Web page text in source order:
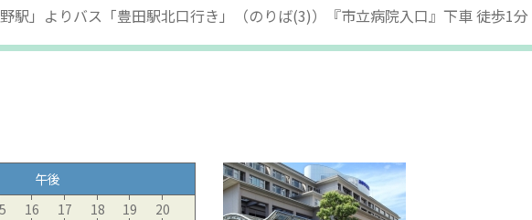
駅」よりバス「豊田駅北口行き」（のりば(3)）『市立病院入口』下車 徒歩1分
午後
16 17 18 19
20